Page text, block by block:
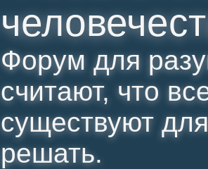
Форум для
считают, что
существуют
решать.